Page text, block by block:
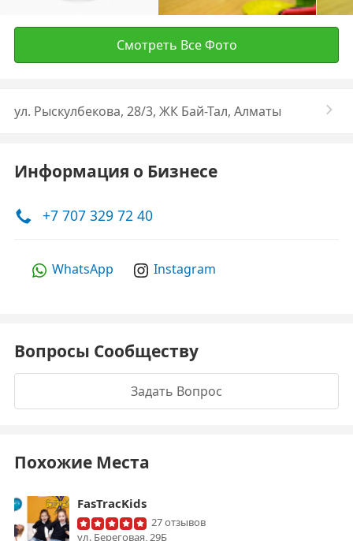
Смотреть Все Фото
ул. Рыскулбекова, 28/3, ЖК Бай-Тал, Алматы
Информация о Бизнесе
+7 707 329 72 40
WhatsApp Instagram
Вопросы Сообществу
Задать Вопрос
Похожие Места
FasTracKids
27 отзывов
ул. Береговая, 29Б